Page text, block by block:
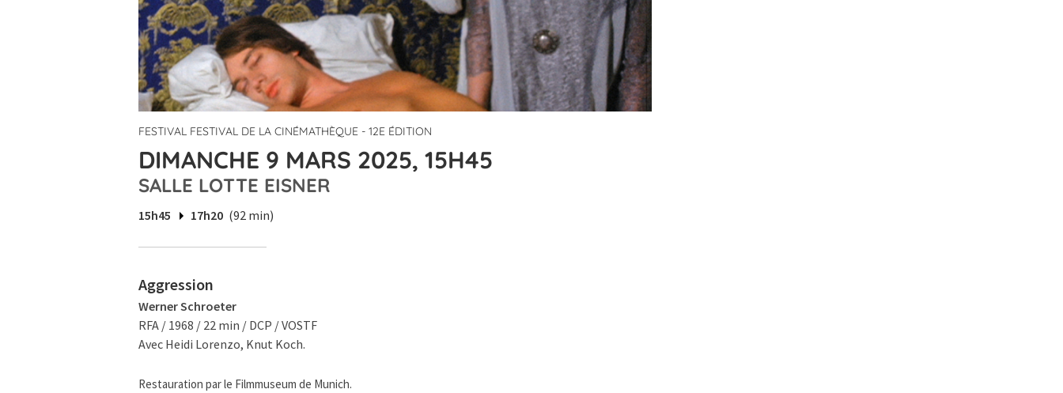
FESTIVAL FESTIVAL DE LA CINÉMATHÈQUE - 12E ÉDITION
DIMANCHE 9 MARS 2025, 15H45
SALLE LOTTE EISNER
15h45 17h20 (92 min)
Aggression
Werner Schroeter
RFA / 1968 / 22 min / DCP / VOSTF
Avec Heidi Lorenzo, Knut Koch.
Restauration par le Filmmuseum de Munich.